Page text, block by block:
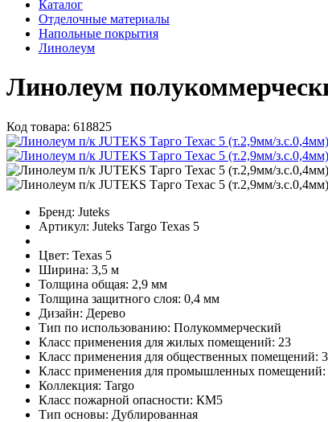
Каталог
Отделочные материалы
Напольные покрытия
Линолеум
Линолеум
Код товара: 618825
Бренд: Juteks
Артикул: Juteks Targo Texas 5
Цвет: Texas 5
Ширина: 3,5 м
Толщина общая: 2,9 мм
Толщина защитного слоя: 0,4 мм
Дизайн: Дерево
Тип по использованию: Полукоммерческий
Класс применения для жилых помещений: 23
Класс применения для общественных помещений:
Класс применения для промышленных помещений:
Коллекция: Targo
Класс пожарной опасности: КМ5
Тип основы: Дублированная